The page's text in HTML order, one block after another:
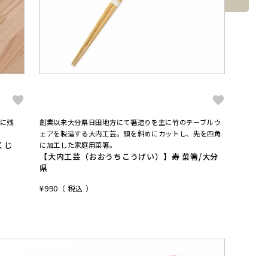
残
じ
創業以来大分県日田地方にて箸造りを主に竹のテーブルウ
ェアを製造する大内工芸。頭を斜めにカットし、先を四角
に加工した家庭用菜箸。
【大内工芸（おおうちこうげい）】寿 菜箸/大分
県
¥990 税込